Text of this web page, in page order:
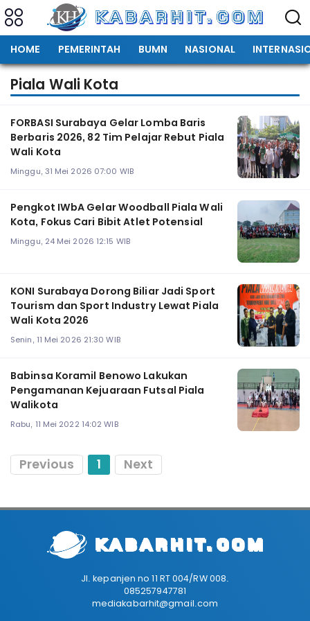
HOME PEMERINTAH BUMN NASIONAL
Piala Wali Kota
FORBASI Surabaya Gelar Lomba Baris
Berbaris 2026, 82 Tim Pelajar Rebut Piala
Wali Kota
Minggu, 31 Mei 2026 07:00 WIB
Pengkot IWbA Gelar Woodball Piala Wali
Kota, Fokus Cari Bibit Atlet Potensial
Minggu, 24 Mei 2026 12:15 WIB
KONI Surabaya Dorong Biliar Jadi Sport
Tourism dan Sport Industry Lewat Piala
Wali Kota 2026
Senin, 11 Mei 2026 21:30 WIB
Babinsa Koramil Benowo Lakukan
Pengamanan Kejuaraan Futsal Piala
Walikota
Rabu, 11 Mei 2022 14:02 WIB
Previous 1 Next
Jl. kepanjen no 11 RT 004/RW 008.
085257947781
mediakabarhit@gmail.com